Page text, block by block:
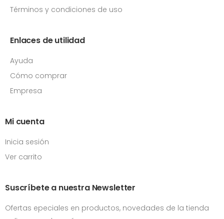
Términos y condiciones de uso
Enlaces de utilidad
Ayuda
Cómo comprar
Empresa
Mi cuenta
Inicia sesión
Ver carrito
Suscríbete a nuestra Newsletter
Ofertas epeciales en productos, novedades de la tienda